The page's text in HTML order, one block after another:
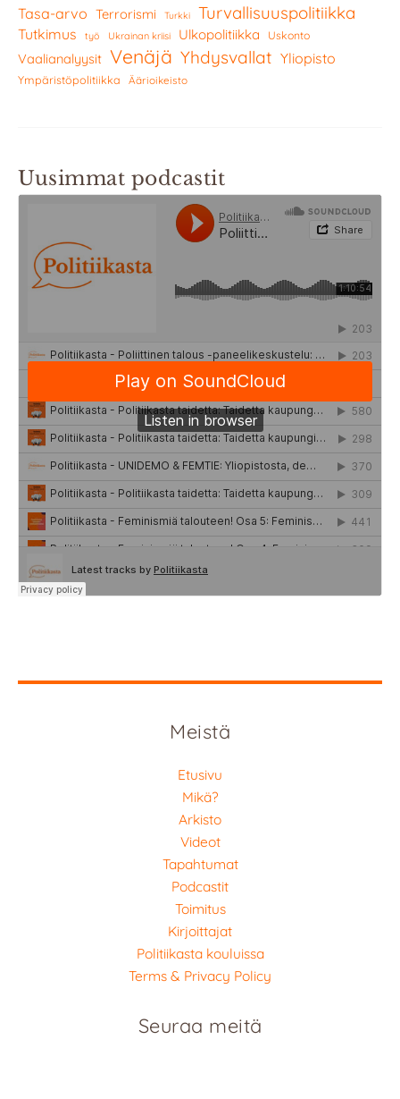
Tasa-arvo Terrorismi Turkki Turvallisuuspolitiikka
Tutkimus työ Ukrainan kriisi Ulkopolitiikka Uskonto
Vaalianalyysit Venäjä Yhdysvallat Yliopisto
Ympäristöpolitiikka Äärioikeisto
Uusimmat podcastit
Meistä
Etusivu
Mikä?
Arkisto
Videot
Tapahtumat
Podcastit
Toimitus
Kirjoittajat
Politiikasta kouluissa
Terms & Privacy Policy
Seuraa meitä